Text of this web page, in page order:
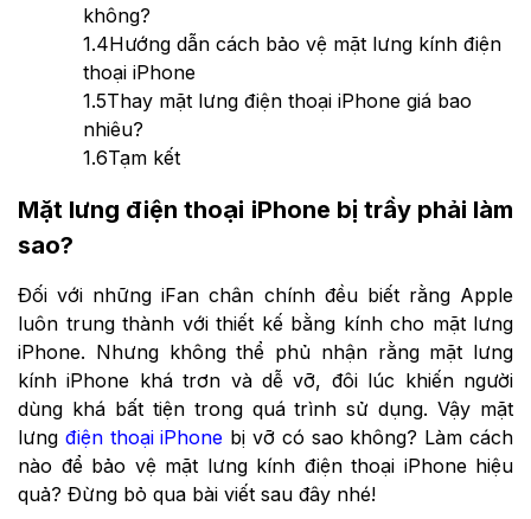
không?
1.4Hướng dẫn cách bảo vệ mặt lưng kính điện
thoại iPhone
1.5Thay mặt lưng điện thoại iPhone giá bao
nhiêu?
1.6Tạm kết
Mặt lưng điện thoại iPhone bị trầy phải làm
sao?
Đối với những iFan chân chính đều biết rằng Apple
luôn trung thành với thiết kế bằng kính cho mặt lưng
iPhone. Nhưng không thể phủ nhận rằng mặt lưng
kính iPhone khá trơn và dễ vỡ, đôi lúc khiến người
dùng khá bất tiện trong quá trình sử dụng. Vậy mặt
lưng điện thoại iPhone bị vỡ có sao không? Làm cách
nào để bảo vệ mặt lưng kính điện thoại iPhone hiệu
quả? Đừng bỏ qua bài viết sau đây nhé!